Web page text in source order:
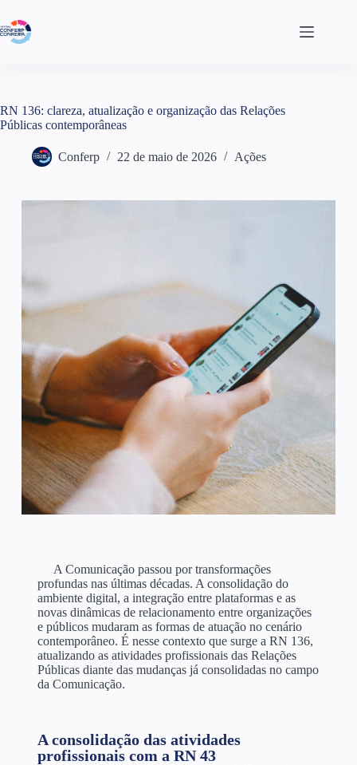
RN 136: clareza, atualização e organização das Relações
Públicas contemporâneas
Conferp 22 de maio de 2026 Ações
A Comunicação passou por transformações
profundas nas últimas décadas. A consolidação do
ambiente digital, a integração entre plataformas e as
novas dinâmicas de relacionamento entre organizações
e públicos mudaram as formas de atuação no cenário
contemporâneo. É nesse contexto que surge a RN 136,
atualizando as atividades profissionais das Relações
Públicas diante das mudanças já consolidadas no campo
da Comunicação.
A consolidação das atividades
profissionais com a RN 43